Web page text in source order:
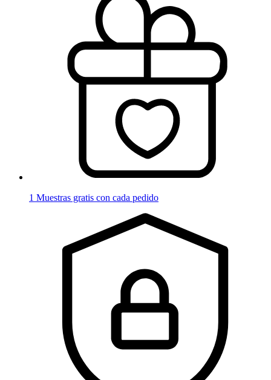
1 Muestras gratis con cada pedido